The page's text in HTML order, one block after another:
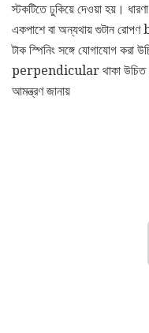
স্টকটিতে ঢুকিয়ে দেওয়া হয়।
একপাশে বা অন্যথায় গুটান রোপণ
টাক স্পিনিং সঙ্গে যোগাযোগ করা
perpendicular থাকা উচিত।
আমন্ত্রণ জানায়